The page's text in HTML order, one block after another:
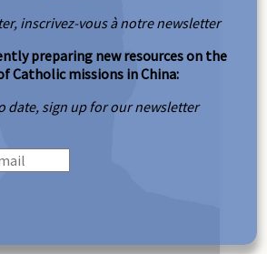
inscrivez-vous à notre newsletter
preparing new resources on the
Catholic missions in China:
date, sign up for our newsletter